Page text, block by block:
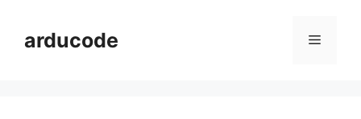
arducode Menu